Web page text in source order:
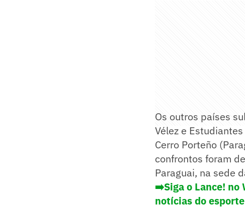
Os outros países
Vélez e
Cerro Porteño
confrontos foram
Paraguai, na sede
➡️Siga o Lance! no
notícias do esporte